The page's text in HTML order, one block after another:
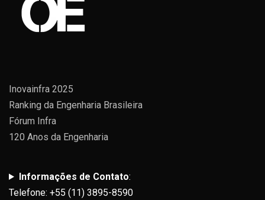
Inovainfra 2025
Ranking da Engenharia Brasileira
Fórum Infra
120 Anos da Engenharia
Informações de Contato:
Telefone: +55 (11) 3895-8590